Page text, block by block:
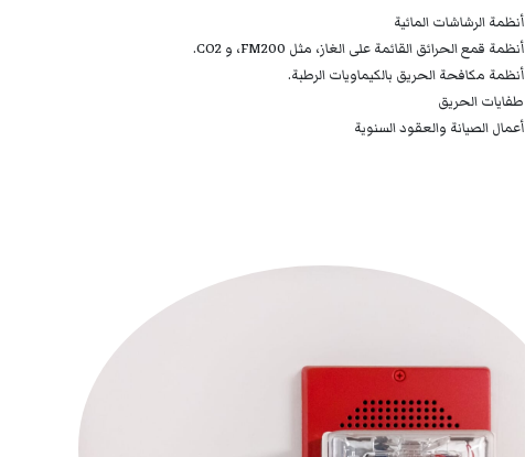
أنظمة الرشاشات المائية
أنظمة قمع الحرائق القائمة على الغاز، مثل FM200، و CO2.
أنظمة مكافحة الحريق بالكيماويات الرطبة.
طفايات الحريق
أعمال الصيانة والعقود السنوية